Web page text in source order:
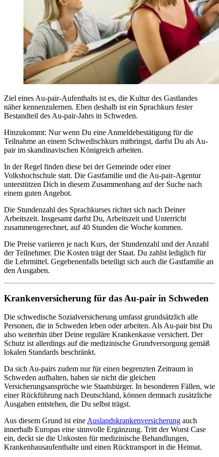
Ziel eines Au-pair-Aufenthalts ist es, die Kultur des Gastlandes
näher kennenzulernen. Eben deshalb ist ein Sprachkurs fester
Bestandteil des Au-pair-Jahrs in Schweden.
Hinzukommt: Nur wenn Du eine Anmeldebestätigung für die
Teilnahme an einem Schwedischkurs mitbringst, darfst Du als Au-
pair im skandinavischen Königreich arbeiten.
In der Regel finden diese bei der Gemeinde oder einer
Volkshochschule statt. Die Gastfamilie und die Au-pair-Agentur
unterstützen Dich in diesem Zusammenhang auf der Suche nach
einem guten Angebot.
Die Stundenzahl des Sprachkurses richtet sich nach Deiner
Arbeitszeit. Insgesamt darfst Du, Arbeitszeit und Unterricht
zusammengerechnet, auf 40 Stunden die Woche kommen.
Die Preise variieren je nach Kurs, der Stundenzahl und der Anzahl
der Teilnehmer. Die Kosten trägt der Staat. Du zahlst lediglich für
die Lehrmittel. Gegebenenfalls beteiligt sich auch die Gastfamilie an
den Ausgaben.
Krankenversicherung für das Au-pair in Schweden
Die schwedische Sozialversicherung umfasst grundsätzlich alle
Personen, die in Schweden leben oder arbeiten. Als Au-pair bist Du
also weiterhin über Deine reguläre Krankenkasse versichert. Der
Schutz ist allerdings auf die medizinische Grundversorgung gemäß
lokalen Standards beschränkt.
Da sich Au-pairs zudem nur für einen begrenzten Zeitraum in
Schweden aufhalten, haben sie nicht die gleichen
Versicherungsansprüche wie Staatsbürger. In besonderen Fällen, wie
einer Rückführung nach Deutschland, können demnach zusätzliche
Ausgaben entstehen, die Du selbst trägst.
Aus diesem Grund ist eine Auslandskrankenversicherung auch
innerhalb Europas eine sinnvolle Ergänzung. Tritt der Worst Case
ein, deckt sie die Unkosten für medizinische Behandlungen,
Krankenhausaufenthalte und einen Rücktransport in die Heimat.